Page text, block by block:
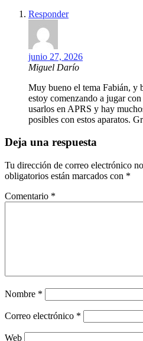
Responder
junio 27, 2026
Miguel Darío
Muy bueno el tema Fabián, y
estoy comenzando a jugar
usarlos en APRS y hay
posibles con estos aparatos.
Deja una respuesta
Tu dirección de correo electrónico
obligatorios están marcados con *
Comentario *
Nombre *
Correo electrónico *
Web